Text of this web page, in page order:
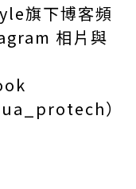
旗下博客頻
相片與
）